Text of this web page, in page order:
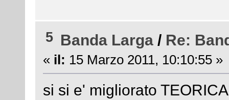
5 Banda Larga / Re:
« il: 15 Marzo 2011, 10:10:55 »
si si e' migliorato